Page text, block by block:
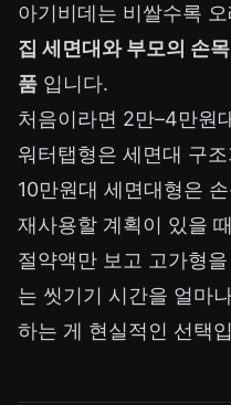
아기비데는 비쌀수록
집 세면대와 부모의 손
품 입니다.
처음이라면 2만–4만원
워터탭형은 세면대 구
10만원대 세면대형은
재사용할 계획이 있을
절약액만 보고 고가형
는 씻기기 시간을 얼마
하는 게 현실적인 선택